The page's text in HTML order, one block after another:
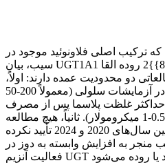
ترکیب اصلی فلاونوئید موجود در
سیب، بیان UGT1A1 را در سلول های اپیتلیال کاکو{8}}2 روده القا
دو محدودیت عمده دارند: اولاً،
غلظت کورستین مورد استفاده در آزمایشات سلولی (معمولاً 200-50
حداکثر غلظت پلاسما پس از مصرف
روزانه سیب است (حدود 0.5-1 میکرومولار). ثانیاً، هیچ مطالعه
مداخله‌ای در جمعیت چین بین سال‌های 2020 و 2024 تأیید نکرده
به افزایش وابسته به دوز در